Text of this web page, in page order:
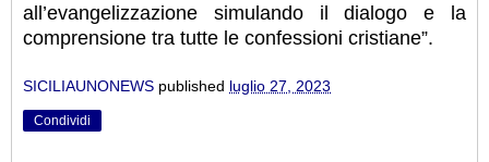
all’evangelizzazione simulando il dialogo e la
comprensione tra tutte le confessioni cristiane”.
SICILIAUNONEWS published luglio 27, 2023
Condividi